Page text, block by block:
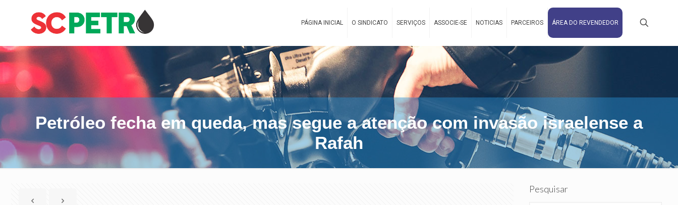
PÁGINA INICIAL O SINDICATO SERVIÇOS ASSOCIE-SE NOTICIAS PARCEIROS ÁREA DO REVENDEDOR
Petróleo fecha em queda, mas segue a atenção com invasão israelense a
Rafah
Pesquisar